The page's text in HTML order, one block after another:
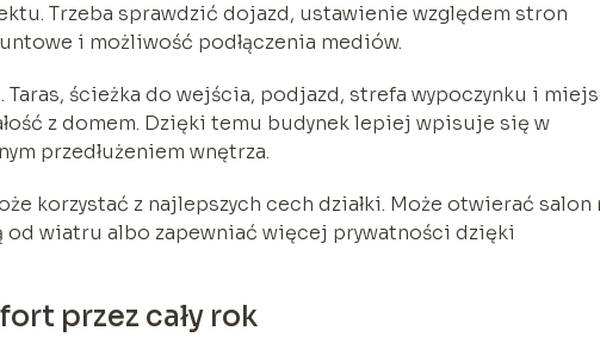
Trzeba sprawdzić dojazd, ustawienie względem stron
i możliwość podłączenia mediów.
ścieżka do wejścia, podjazd, strefa wypoczynku i
z domem. Dzięki temu budynek lepiej wpisuje się w
przedłużeniem wnętrza.
korzystać z najlepszych cech działki. Może otwierać salon
od wiatru albo zapewniać więcej prywatności dzięki
przez cały rok